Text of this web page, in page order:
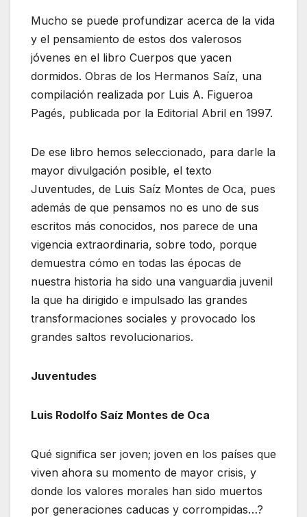
Mucho se puede profundizar acerca de la vida
y el pensamiento de estos dos valerosos
jóvenes en el libro Cuerpos que yacen
dormidos. Obras de los Hermanos Saíz, una
compilación realizada por Luis A. Figueroa
Pagés, publicada por la Editorial Abril en 1997.
De ese libro hemos seleccionado, para darle la
mayor divulgación posible, el texto
Juventudes, de Luis Saíz Montes de Oca, pues
además de que pensamos no es uno de sus
escritos más conocidos, nos parece de una
vigencia extraordinaria, sobre todo, porque
demuestra cómo en todas las épocas de
nuestra historia ha sido una vanguardia juvenil
la que ha dirigido e impulsado las grandes
transformaciones sociales y provocado los
grandes saltos revolucionarios.
Juventudes
Luis Rodolfo Saíz Montes de Oca
Qué significa ser joven; joven en los países que
viven ahora su momento de mayor crisis, y
donde los valores morales han sido muertos
por generaciones caducas y corrompidas…?